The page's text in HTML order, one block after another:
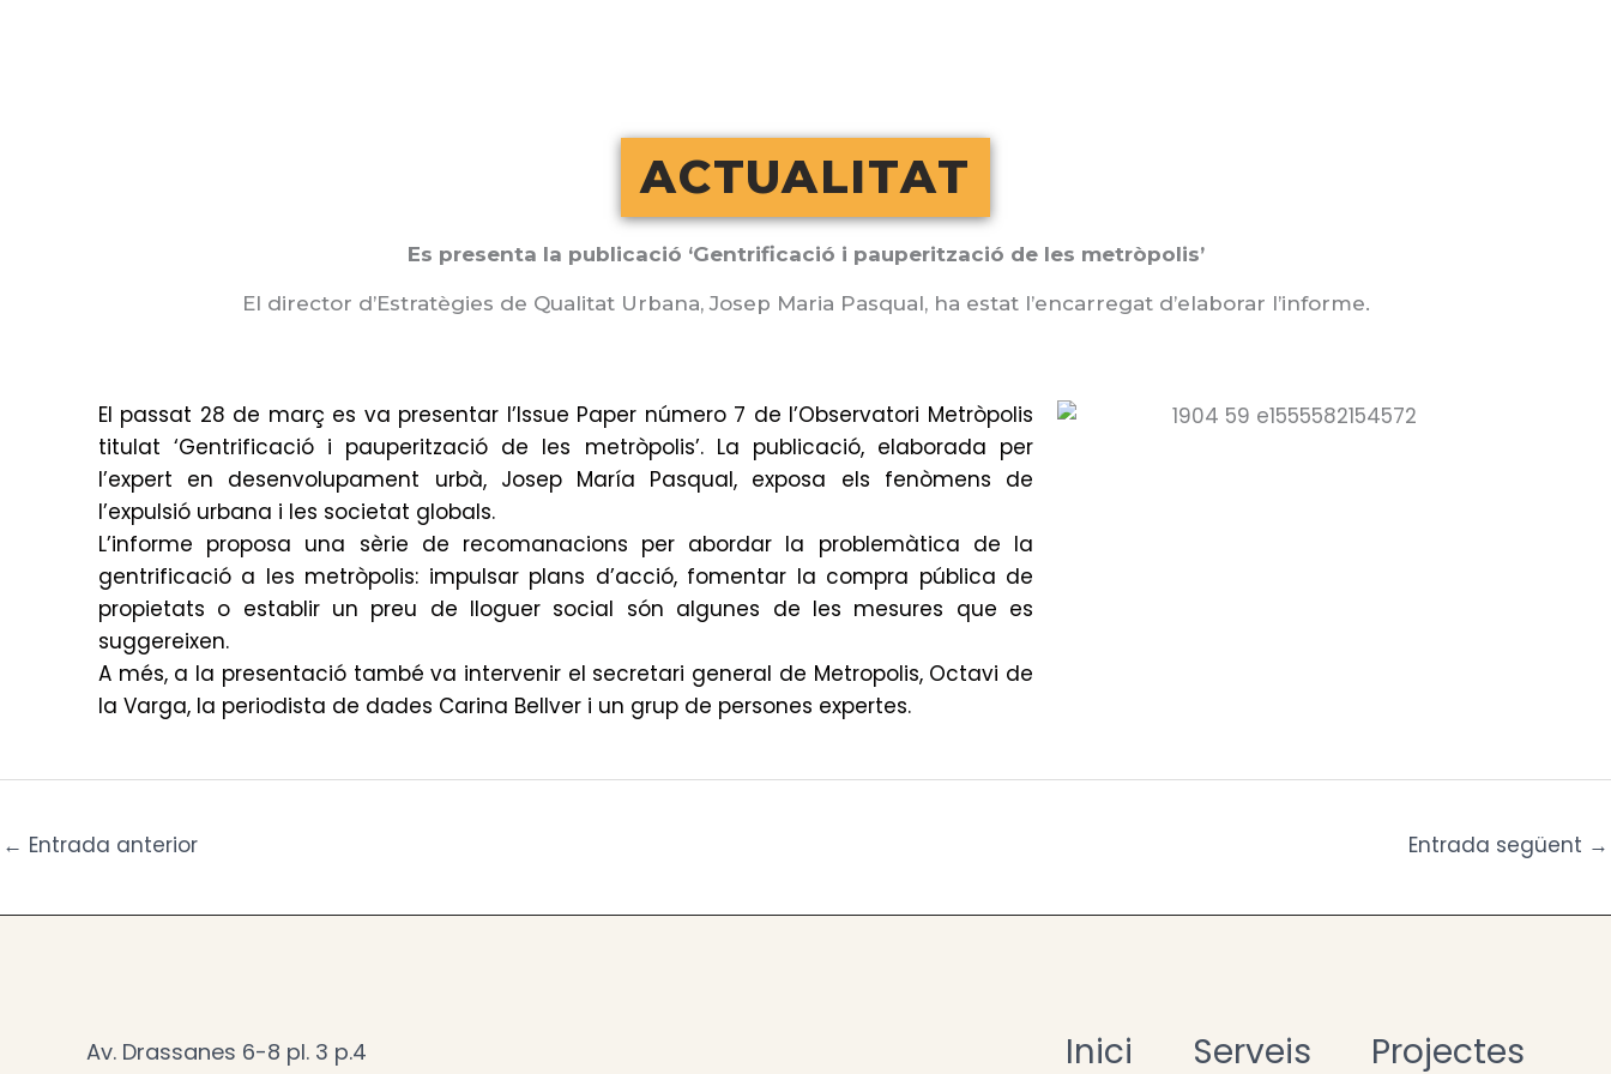
ACTUALITAT
Es presenta la publicació ‘Gentrificació i pauperització de les metròpolis’
El director d’Estratègies de Qualitat Urbana, Josep Maria Pasqual, ha estat l’encarregat d’elaborar l’informe.
El passat 28 de març es va presentar l’Issue Paper número 7 de l’Observatori Metròpolis
titulat ‘Gentrificació i pauperització de les metròpolis’. La publicació, elaborada per
l’expert en desenvolupament urbà, Josep María Pasqual, exposa els fenòmens de
l’expulsió urbana i les societat globals.
L’informe proposa una sèrie de recomanacions per abordar la problemàtica de la
gentrificació a les metròpolis: impulsar plans d’acció, fomentar la compra pública de
propietats o establir un preu de lloguer social són algunes de les mesures que es
suggereixen.
A més, a la presentació també va intervenir el secretari general de Metropolis, Octavi de
la Varga, la periodista de dades Carina Bellver i un grup de persones expertes.
← Entrada anterior Entrada següent →
Av. Drassanes 6-8 pl. 3 p.4
Inici Serveis Projectes